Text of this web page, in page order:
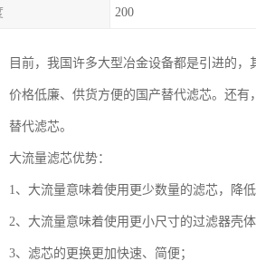
200
目前，我国许多大型冶金设备都是引进的
价格低廉、供货方便的国产替代滤芯。还
替代滤芯。
大流量滤芯优势：
1、大流量意味着使用更少数量的滤芯，降
2、大流量意味着使用更小尺寸的过滤器壳
3、滤芯的更换更加快速、简便；